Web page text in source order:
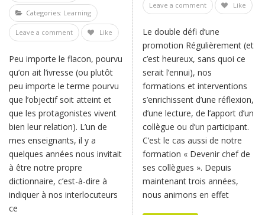
Categories: Learning
Leave a comment Like
Peu importe le flacon, pourvu
qu’on ait l’ivresse (ou plutôt
peu importe le terme pourvu
que l’objectif soit atteint et
que les protagonistes vivent
bien leur relation). L’un de
mes enseignants, il y a
quelques années nous invitait
à être notre propre
dictionnaire, c’est-à-dire à
indiquer à nos interlocuteurs
ce
Leave a comment Like
Le double défi d’une
promotion Régulièrement (et
c’est heureux, sans quoi ce
serait l’ennui), nos
formations et interventions
s’enrichissent d’une réflexion,
d’une lecture, de l’apport d’un
collègue ou d’un participant.
C’est le cas aussi de notre
formation « Devenir chef de
ses collègues ». Depuis
maintenant trois années,
nous animons en effet